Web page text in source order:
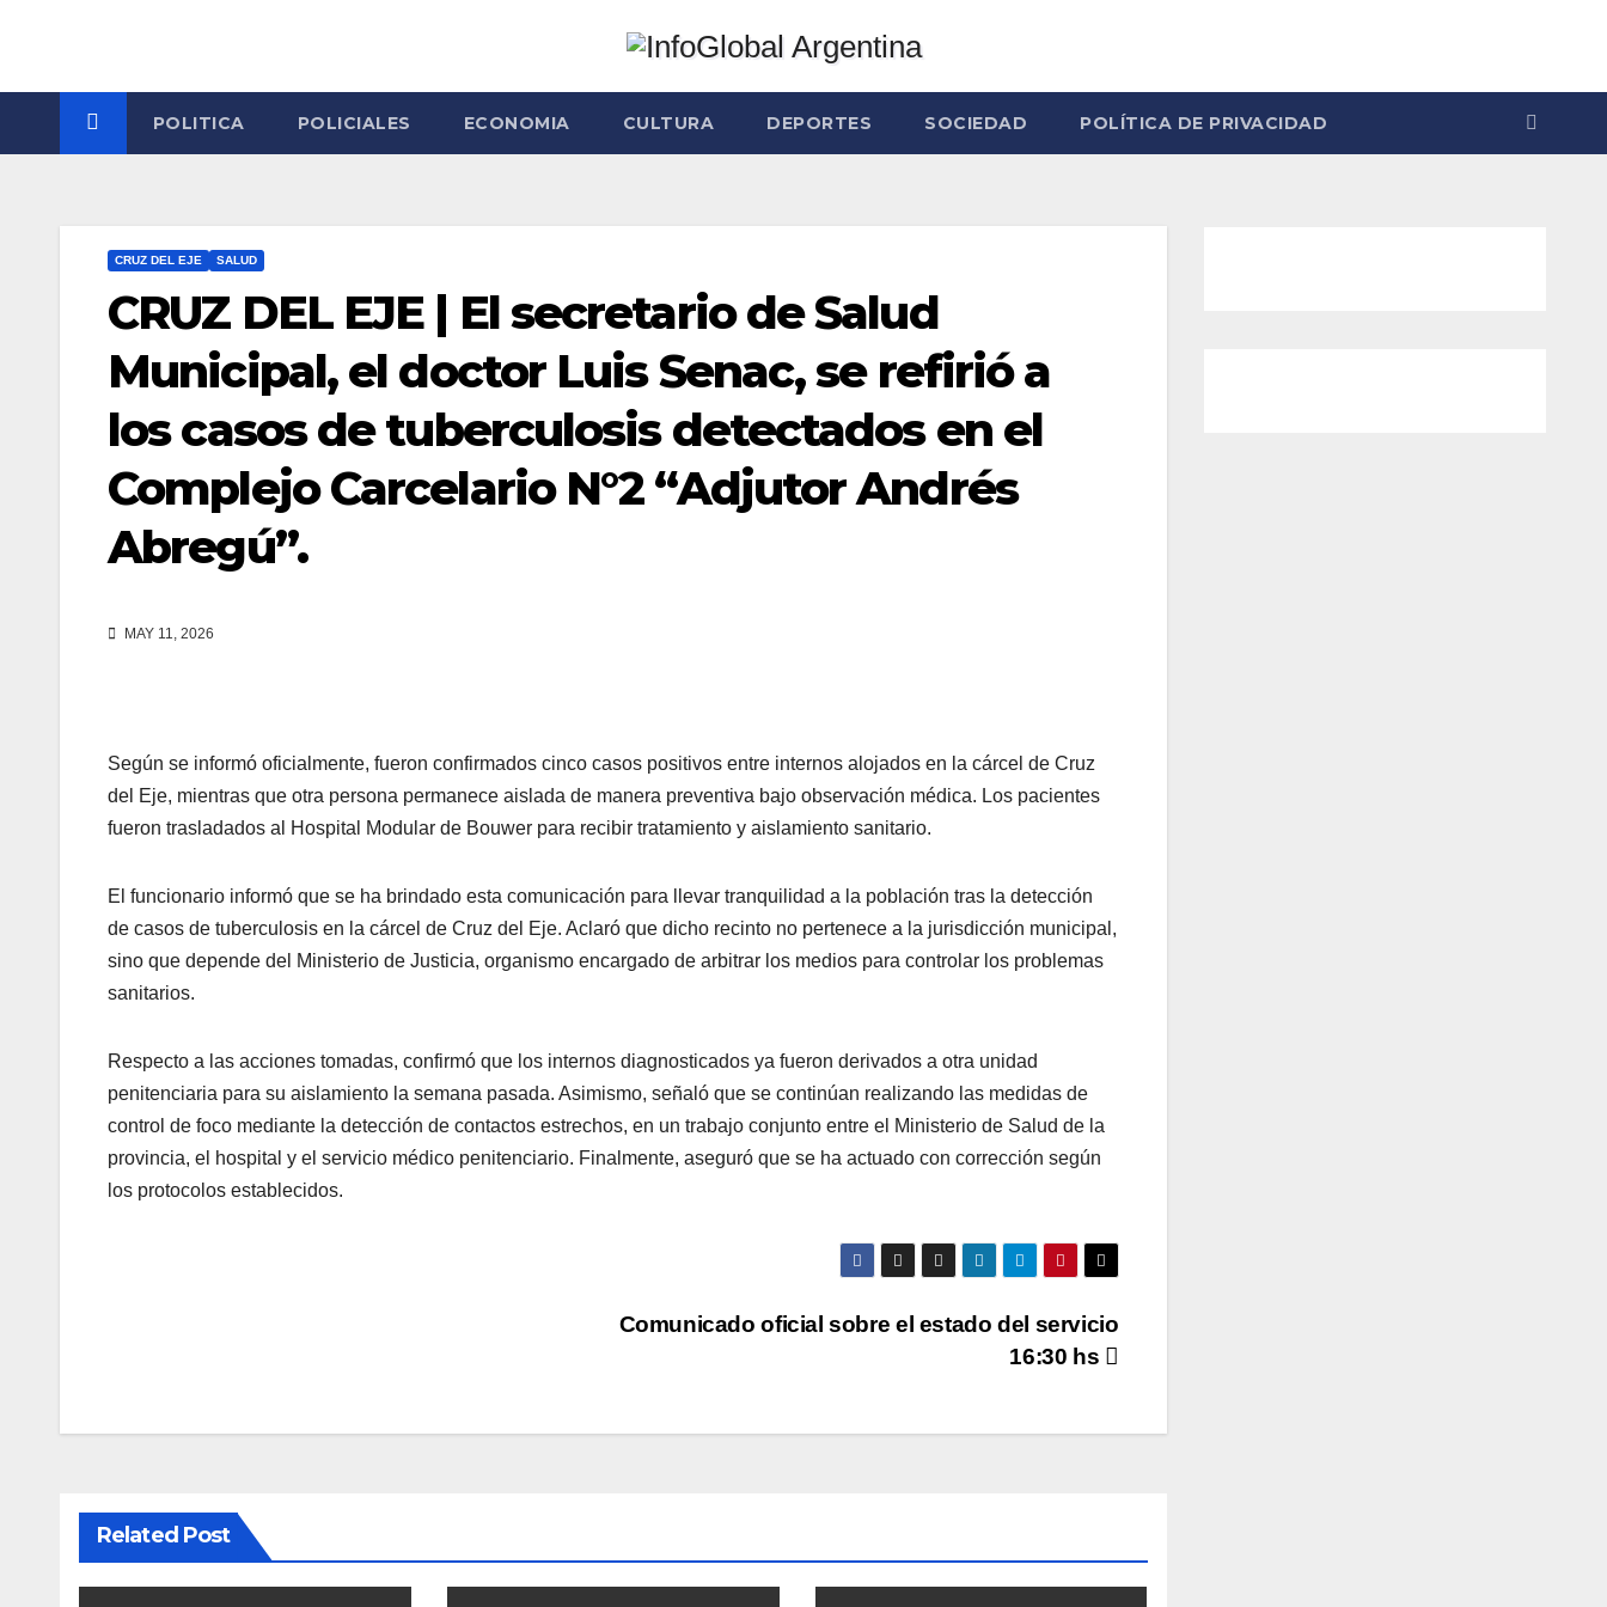
content
POLITICA POLICIALES ECONOMIA CULTURA DEPORTES SOCIEDAD POLÍTICA DE PRIVACIDAD
CRUZ DEL EJE SALUD
CRUZ DEL EJE | El secretario de Salud
Municipal, el doctor Luis Senac, se refirió a
los casos de tuberculosis detectados en el
Complejo Carcelario N°2 “Adjutor Andrés
Abregú”.
MAY 11, 2026
Según se informó oficialmente, fueron confirmados cinco casos positivos entre internos alojados en la cárcel de Cruz
del Eje, mientras que otra persona permanece aislada de manera preventiva bajo observación médica. Los pacientes
fueron trasladados al Hospital Modular de Bouwer para recibir tratamiento y aislamiento sanitario.
El funcionario informó que se ha brindado esta comunicación para llevar tranquilidad a la población tras la detección
de casos de tuberculosis en la cárcel de Cruz del Eje. Aclaró que dicho recinto no pertenece a la jurisdicción municipal,
sino que depende del Ministerio de Justicia, organismo encargado de arbitrar los medios para controlar los problemas
sanitarios.
Respecto a las acciones tomadas, confirmó que los internos diagnosticados ya fueron derivados a otra unidad
penitenciaria para su aislamiento la semana pasada. Asimismo, señaló que se continúan realizando las medidas de
control de foco mediante la detección de contactos estrechos, en un trabajo conjunto entre el Ministerio de Salud de la
provincia, el hospital y el servicio médico penitenciario. Finalmente, aseguró que se ha actuado con corrección según
los protocolos establecidos.
entradas
Comunicado oficial sobre el estado del servicio
16:30 hs
Related Post